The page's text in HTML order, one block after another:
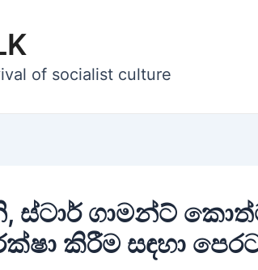
of socialist culture
ගාමන්ට්
කිරීම සඳහා